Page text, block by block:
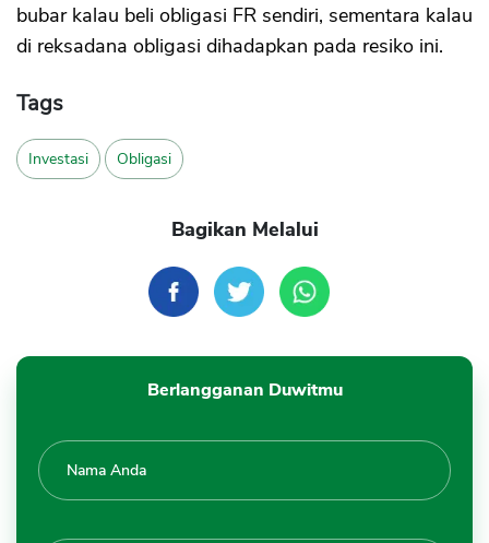
bubar kalau beli obligasi FR sendiri, sementara kalau
di reksadana obligasi dihadapkan pada resiko ini.
Tags
Investasi Obligasi
Bagikan Melalui
Berlangganan Duwitmu